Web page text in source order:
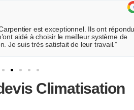
avec mon climatiseur et cette
le réparer rapidement. Leur technicien
diagnostiquer et résoudre le problème
Climatisation